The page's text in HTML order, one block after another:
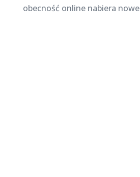
obecność online nabiera